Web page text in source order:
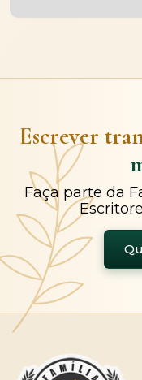
Escrever
Faça parte da